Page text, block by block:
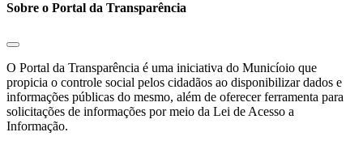
Sobre o Portal da Transparência
O Portal da Transparência é uma iniciativa do Municíoio que
propicia o controle social pelos cidadãos ao disponibilizar dados e
informações públicas do mesmo, além de oferecer ferramenta para
solicitações de informações por meio da Lei de Acesso a
Informação.